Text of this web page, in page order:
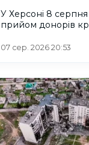
У Херсоні 8 серпня
прийом донорів
07 сер. 2026 20:53